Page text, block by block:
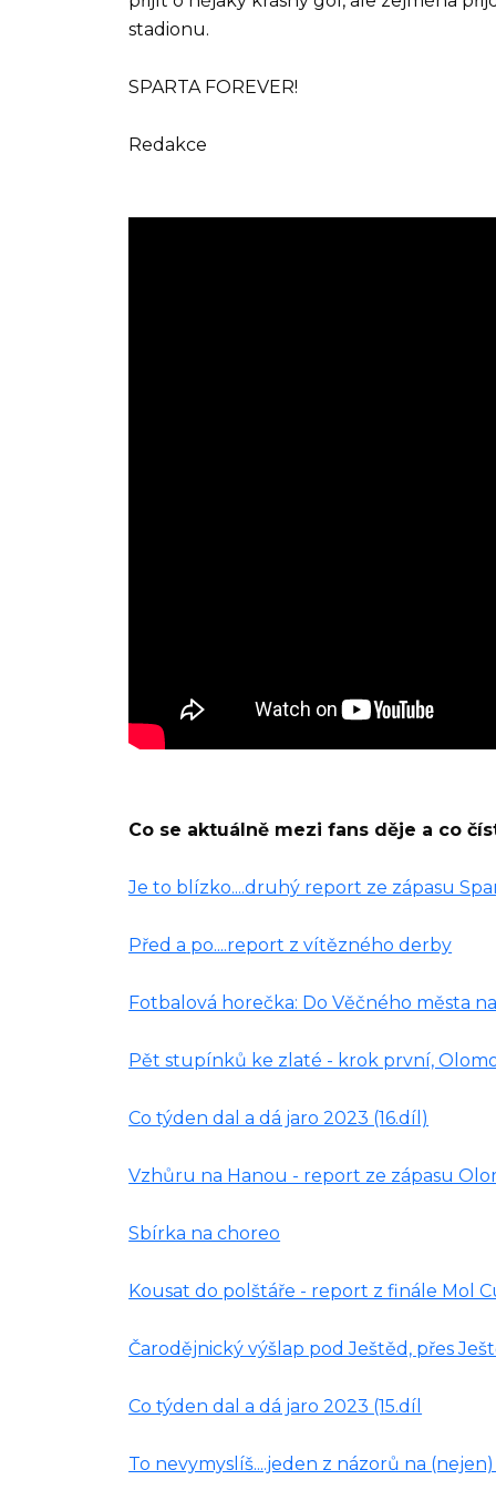
stadionu.
SPARTA FOREVER!
Redakce
Co se aktuálně mezi fans děje a co
Je to blízko....druhý report ze zápasu
Před a po....report z vítězného derby
Fotbalová horečka: Do Věčného města
Pět stupínků ke zlaté - krok první,
Co týden dal a dá jaro 2023 (16.díl)
Vzhůru na Hanou - report ze zápasu
Sbírka na choreo
Kousat do polštáře - report z finále Mol
Čarodějnický výšlap pod Ještěd, přes
Co týden dal a dá jaro 2023 (15.díl
To nevymyslíš....jeden z názorů na